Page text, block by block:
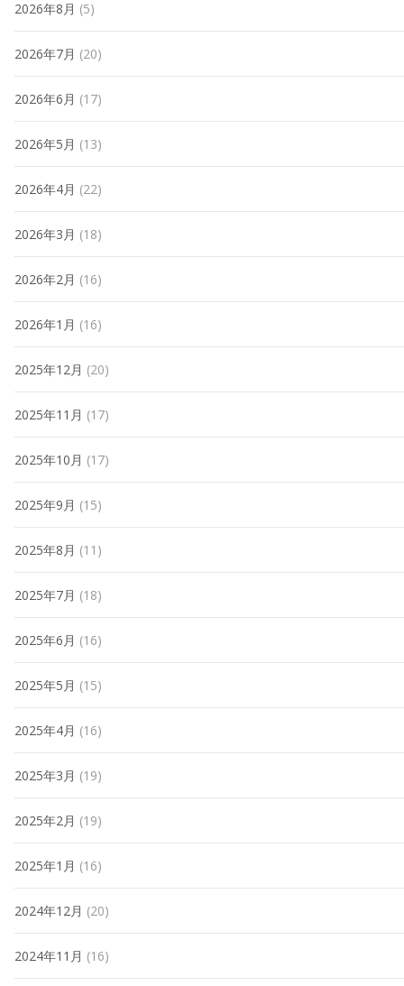
2026年8月 (5)
2026年7月 (20)
2026年6月 (17)
2026年5月 (13)
2026年4月 (22)
2026年3月 (18)
2026年2月 (16)
2026年1月 (16)
2025年12月 (20)
2025年11月 (17)
2025年10月 (17)
2025年9月 (15)
2025年8月 (11)
2025年7月 (18)
2025年6月 (16)
2025年5月 (15)
2025年4月 (16)
2025年3月 (19)
2025年2月 (19)
2025年1月 (16)
2024年12月 (20)
2024年11月 (16)